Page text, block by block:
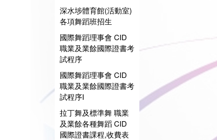
深水埗體育館(活動室)
各項舞蹈班招生
國際舞蹈理事會 CID
職業及業餘國際證書考
試程序
國際舞蹈理事會 CID
職業及業餘國際證書考
試程序I
拉丁舞及標準舞 職業
及業餘各種舞蹈 CID
國際證書課程,收費表